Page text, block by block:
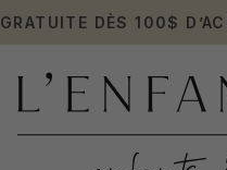
DÈS 100$